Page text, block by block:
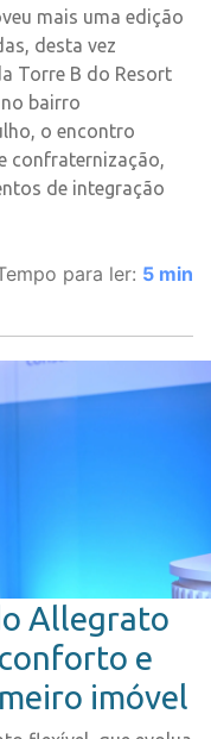
mais uma edição
desta vez
Torre B do Resort
bairro
o encontro
confraternização,
de integração
para ler: 5 min
Allegrato
e
imóvel